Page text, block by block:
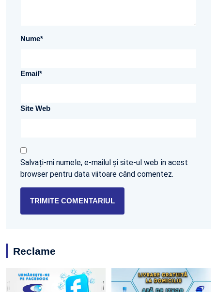
Nume*
Email*
Site Web
Salvați-mi numele, e-mailul și site-ul web în acest
browser pentru data viitoare când comentez.
Reclame